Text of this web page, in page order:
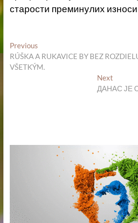
старости преминулих
Кретање
чланка
PreviousPrevious
post:
RÚŠKA A RUKAVICE BY BEZ
VŠETKÝM.
Next
post:
ДАНАС ЈЕ